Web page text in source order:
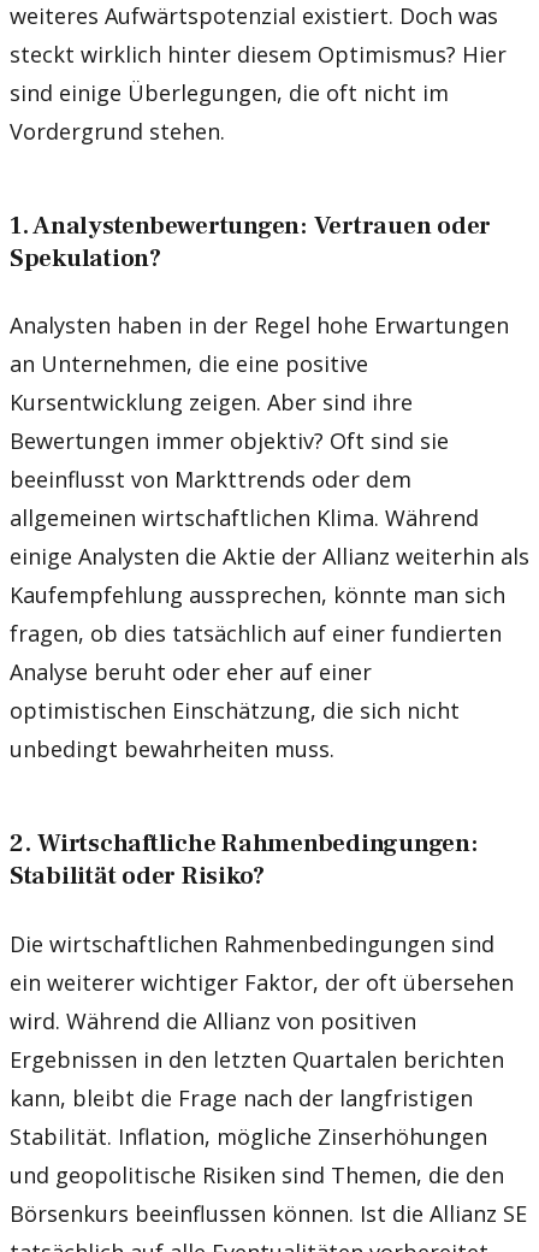
weiteres Aufwärtspotenzial existiert. Doch was
steckt wirklich hinter diesem Optimismus? Hier
sind einige Überlegungen, die oft nicht im
Vordergrund stehen.
1. Analystenbewertungen: Vertrauen oder
Spekulation?
Analysten haben in der Regel hohe Erwartungen
an Unternehmen, die eine positive
Kursentwicklung zeigen. Aber sind ihre
Bewertungen immer objektiv? Oft sind sie
beeinflusst von Markttrends oder dem
allgemeinen wirtschaftlichen Klima. Während
einige Analysten die Aktie der Allianz weiterhin als
Kaufempfehlung aussprechen, könnte man sich
fragen, ob dies tatsächlich auf einer fundierten
Analyse beruht oder eher auf einer
optimistischen Einschätzung, die sich nicht
unbedingt bewahrheiten muss.
2. Wirtschaftliche Rahmenbedingungen:
Stabilität oder Risiko?
Die wirtschaftlichen Rahmenbedingungen sind
ein weiterer wichtiger Faktor, der oft übersehen
wird. Während die Allianz von positiven
Ergebnissen in den letzten Quartalen berichten
kann, bleibt die Frage nach der langfristigen
Stabilität. Inflation, mögliche Zinserhöhungen
und geopolitische Risiken sind Themen, die den
Börsenkurs beeinflussen können. Ist die Allianz SE